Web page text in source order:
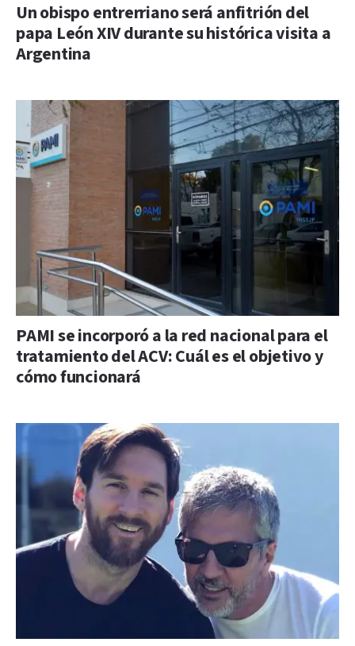
Un obispo entrerriano será anfitrión del
papa León XIV durante su histórica visita a
Argentina
PAMI se incorporó a la red nacional para el
tratamiento del ACV: Cuál es el objetivo y
cómo funcionará